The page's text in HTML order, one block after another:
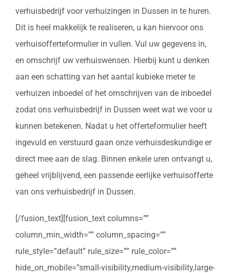
verhuisbedrijf voor verhuizingen in Dussen in te huren.
Dit is heel makkelijk te realiseren, u kan hiervoor ons
verhuisofferteformulier in vullen. Vul uw gegevens in,
en omschrijf uw verhuiswensen. Hierbij kunt u denken
aan een schatting van het aantal kubieke meter te
verhuizen inboedel of het omschrijven van de inboedel
zodat ons verhuisbedrijf in Dussen weet wat we voor u
kunnen betekenen. Nadat u het offerteformulier heeft
ingevuld en verstuurd gaan onze verhuisdeskundige er
direct mee aan de slag. Binnen enkele uren ontvangt u,
geheel vrijblijvend, een passende eerlijke verhuisofferte
van ons verhuisbedrijf in Dussen.
[/fusion_text][fusion_text columns=””
column_min_width=”” column_spacing=””
rule_style=”default” rule_size=”” rule_color=””
hide_on_mobile=”small-visibility,medium-visibility,large-